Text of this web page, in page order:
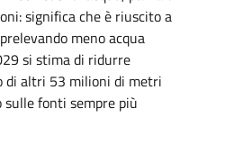
significa che è riuscito a
meno acqua
si stima di ridurre
di altri 53 milioni di metri
sulle fonti sempre più